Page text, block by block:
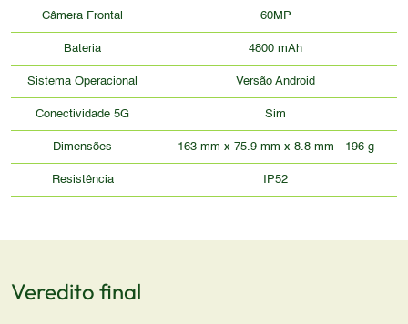
Câmera Frontal 60MP
Bateria 4800 mAh
Sistema Operacional Versão Android
Conectividade 5G Sim
Dimensões 163 mm x 75.9 mm x 8.8 mm - 196 g
Resistência IP52
Veredito final